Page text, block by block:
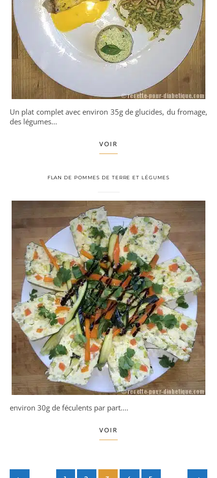
Un plat complet avec environ 35g de glucides, du fromage,
des légumes...
VOIR
FLAN DE POMMES DE TERRE ET LÉGUMES
environ 30g de féculents par part....
VOIR